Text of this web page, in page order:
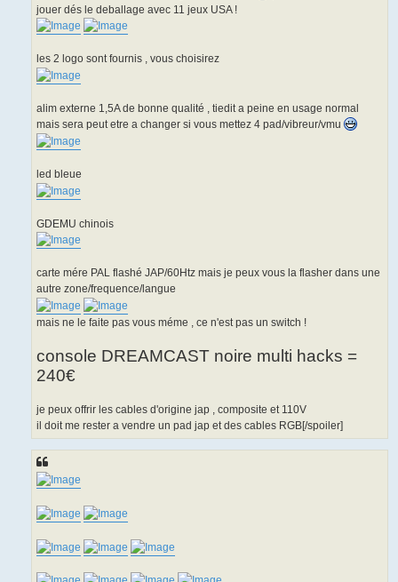
jouer dés le deballage avec 11 jeux USA !
les 2 logo sont fournis , vous choisirez
alim externe 1,5A de bonne qualité , tiedit a peine en usage normal
mais sera peut etre a changer si vous mettez 4 pad/vibreur/vmu
led bleue
GDEMU chinois
carte mére PAL flashé JAP/60Htz mais je peux vous la flasher dans une
autre zone/frequence/langue
mais ne le faite pas vous méme , ce n'est pas un switch !
console DREAMCAST noire multi hacks =
240€
je peux offrir les cables d'origine jap , composite et 110V
il doit me rester a vendre un pad jap et des cables RGB[/spoiler]